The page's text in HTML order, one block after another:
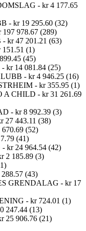
- kr 4 177.65
- kr 19 295.60 (32)
978.67 (289)
kr 47 201.21 (63)
(1)
(45)
kr 14 081.84 (25)
- kr 4 946.25 (16)
- kr 355.95 (1)
A CHILD - kr 31 261.69
- kr 8 992.39 (3)
443.11 (38)
(52)
(41)
24 964.54 (42)
2 185.89 (3)
(43)
GRENDALAG - kr 17
- kr 724.01 (1)
247.44 (13)
906.76 (21)